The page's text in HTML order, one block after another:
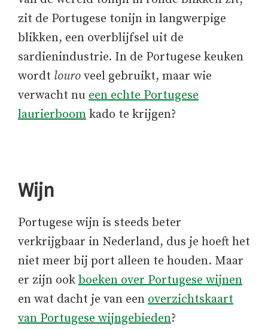
zit de Portugese tonijn in langwerpige
blikken, een overblijfsel uit de
sardienindustrie. In de Portugese keuken
wordt louro veel gebruikt, maar wie
verwacht nu een echte Portugese
laurierboom kado te krijgen?
Wijn
Portugese wijn is steeds beter
verkrijgbaar in Nederland, dus je hoeft het
niet meer bij port alleen te houden. Maar
er zijn ook boeken over Portugese wijnen
en wat dacht je van een overzichtskaart
van Portugese wijngebieden?